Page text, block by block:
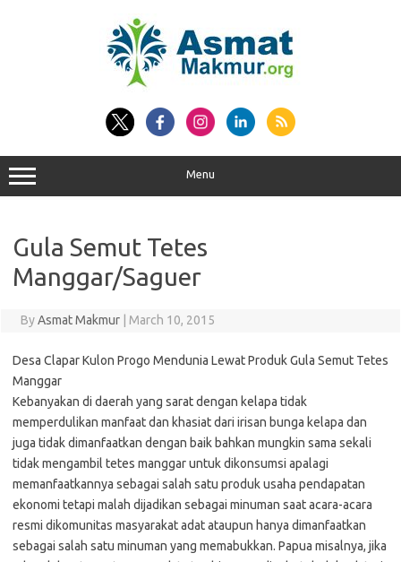
Menu
Gula Semut Tetes
Manggar/Saguer
ByAsmat Makmur March 10, 2015
Desa Clapar Kulon Progo Mendunia Lewat Produk Gula Semut Tetes
Manggar
Kebanyakan di daerah yang sarat dengan kelapa tidak
memperdulikan manfaat dan khasiat dari irisan bunga kelapa dan
juga tidak dimanfaatkan dengan baik bahkan mungkin sama sekali
tidak mengambil tetes manggar untuk dikonsumsi apalagi
memanfaatkannya sebagai salah satu produk usaha pendapatan
ekonomi tetapi malah dijadikan sebagai minuman saat acara-acara
resmi dikomunitas masyarakat adat ataupun hanya dimanfaatkan
sebagai salah satu minuman yang memabukkan. Papua misalnya, jika